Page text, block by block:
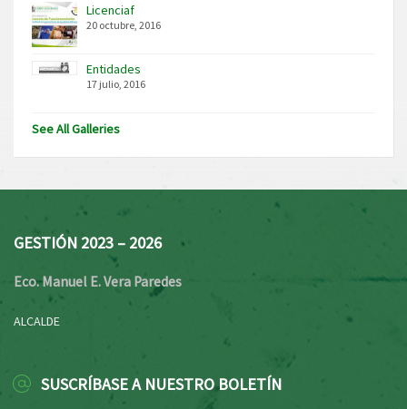
Licenciaf
20 octubre, 2016
Entidades
17 julio, 2016
See All Galleries
GESTIÓN 2023 – 2026
Eco. Manuel E. Vera Paredes
ALCALDE
SUSCRÍBASE A NUESTRO BOLETÍN